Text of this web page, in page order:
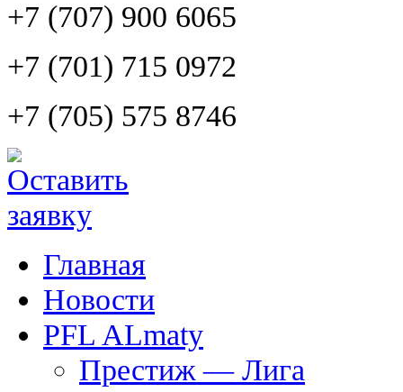
+7 (707) 900 6065
+7 (701) 715 0972
+7 (705) 575 8746
Главная
Новости
PFL ALmaty
Престиж — Лига